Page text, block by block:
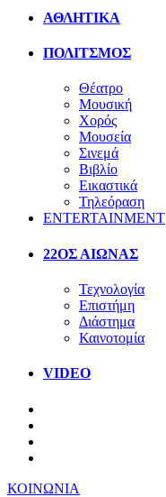
ΑΘΛΗΤΙΚΑ
ΠΟΛΙΤΣΜΟΣ
Θέατρο
Μουσική
Χορός
Μουσεία
Σινεμά
Βιβλίο
Εικαστικά
Τηλεόραση
ENTERTAINMENT
22ΟΣ ΑΙΩΝΑΣ
Τεχνολογία
Επιστήμη
Διάστημα
Καινοτομία
VIDEO
ΚΟΙΝΩΝΙΑ